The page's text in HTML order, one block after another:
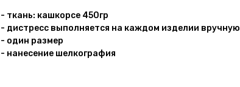
- ткань: кашкорсе 450гр
- дистресс выполняется на каждом изделии вручную
- один размер
- нанесение шелкография